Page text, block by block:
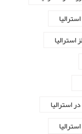
استرالیا
استرالیا